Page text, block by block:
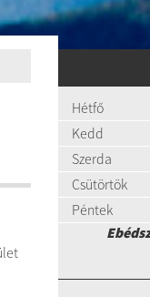
Hétfő
Kedd
Szerda
Csütörtök
Péntek